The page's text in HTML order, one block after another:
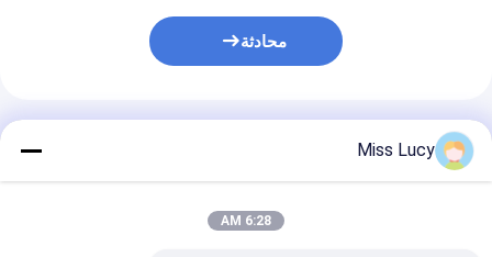
محادثة
المنتجات الموصى بها
Miss Lucy
6:28 AM